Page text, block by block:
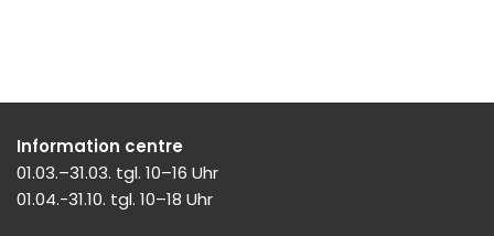
Information centre
01.03.–31.03. tgl. 10–16 Uhr
01.04.-31.10. tgl. 10–18 Uhr